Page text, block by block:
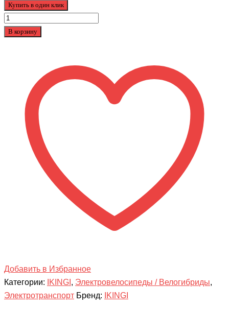
Купить в один клик
Количество
товара
В корзину
Добавить в Избранное
Категории:
IKINGI , Электровелосипеды / Велогибриды,
Электротранспорт Бренд: IKINGI